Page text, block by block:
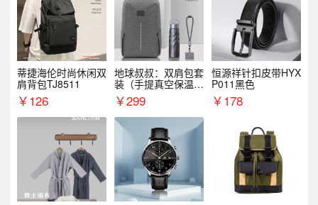
蒂捷海伦时尚休闲双
肩背包TJ8511
￥126
地球叔叔：双肩包套
装（手提真空保温杯
+手机挂绳）
￥299
恒源祥针扣皮带HYX
P011黑色
￥178